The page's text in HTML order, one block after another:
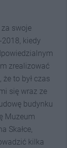
swoje
kiedy
zrealizować
to był czas
się wraz ze
budynku
Muzeum
Skałce,
kilka